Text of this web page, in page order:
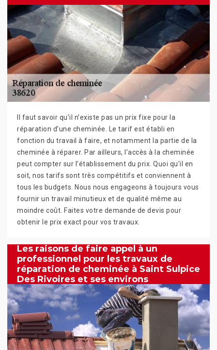
Il faut savoir qu’il n’existe pas un prix fixe pour la
réparation d’une cheminée. Le tarif est établi en
fonction du travail à faire, et notamment la partie de la
cheminée à réparer. Par ailleurs, l’accès à la cheminée
peut compter sur l’établissement du prix. Quoi qu’il en
soit, nos tarifs sont très compétitifs et conviennent à
tous les budgets. Nous nous engageons à toujours vous
fournir un travail minutieux et de qualité même au
moindre coût. Faites votre demande de devis pour
obtenir le prix exact pour vos travaux.
Les raisons de faire appel à un
professionnel pour les travaux de
réparation de cheminée à Saint Sulpice
Des Rivoires et ses environs